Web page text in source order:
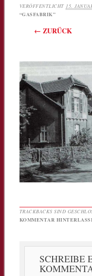
VERÖFFENTLICHT 15.
“GASFABRIK”
← ZURÜCK
TRACKBACKS SIND
KOMMENTAR
SCHREIBE